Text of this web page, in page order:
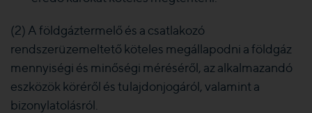
(2) A földgáztermelő és a csatlakozó
rendszerüzemeltető köteles megállapodni a földgáz
mennyiségi és minőségi méréséről, az alkalmazandó
eszközök köréről és tulajdonjogáról, valamint a
bizonylatolásról.